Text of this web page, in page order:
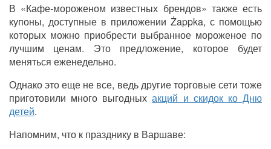
В «Кафе-мороженом известных брендов» также есть
купоны, доступные в приложении Żappka, с помощью
которых можно приобрести выбранное мороженое по
лучшим ценам. Это предложение, которое будет
меняться еженедельно.
Однако это еще не все, ведь другие торговые сети тоже
приготовили много выгодныхакций и скидок ко Дню
детей.
Напомним, что к празднику в Варшаве: